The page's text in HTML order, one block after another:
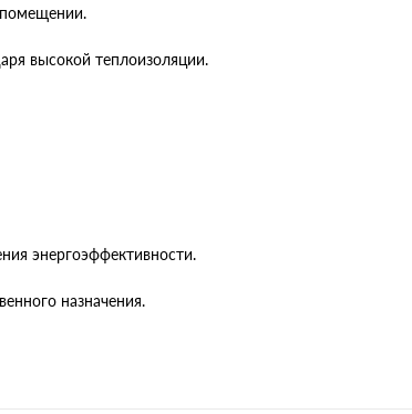
помещении.
высокой теплоизоляции.
энергоэффективности.
назначения.